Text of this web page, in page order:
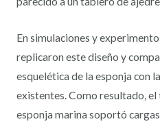
En simulaciones y
replicaron este diseño y
esquelética de la esponja con
existentes. Como resultado,
esponja marina soportó